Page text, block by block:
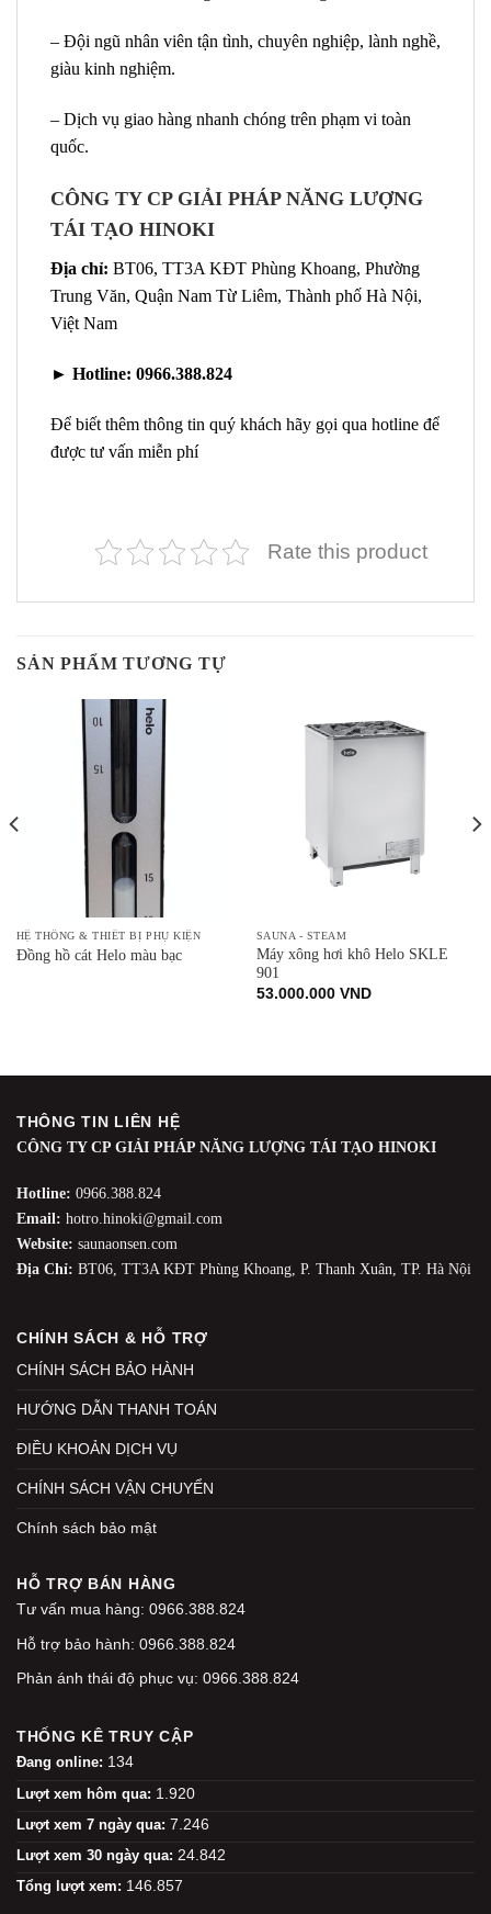
– Đội ngũ nhân viên tận tình, chuyên nghiệp, lành nghề,
giàu kinh nghiệm.
– Dịch vụ giao hàng nhanh chóng trên phạm vi toàn
quốc.
CÔNG TY CP GIẢI PHÁP NĂNG LƯỢNG
TÁI TẠO HINOKI
Địa chỉ: BT06, TT3A KĐT Phùng Khoang, Phường
Trung Văn, Quận Nam Từ Liêm, Thành phố Hà Nội,
Việt Nam
► Hotline: 0966.388.824
Để biết thêm thông tin quý khách hãy gọi qua hotline để
được tư vấn miễn phí
Rate this product
SẢN PHẨM TƯƠNG TỰ
HỆ THỐNG & THIẾT BỊ PHỤ KIỆN
Đồng hồ cát Helo màu bạc
SAUNA - STEAM
Máy xông hơi khô Helo SKLE
901
53.000.000 VND
THÔNG TIN LIÊN HỆ
CÔNG TY CP GIẢI PHÁP NĂNG LƯỢNG TÁI TẠO HINOKI
Hotline: 0966.388.824
Email: hotro.hinoki@gmail.com
Website: saunaonsen.com
Địa Chỉ: BT06, TT3A KĐT Phùng Khoang, P. Thanh Xuân, TP. Hà Nội
CHÍNH SÁCH & HỖ TRỢ
CHÍNH SÁCH BẢO HÀNH
HƯỚNG DẪN THANH TOÁN
ĐIỀU KHOẢN DỊCH VỤ
CHÍNH SÁCH VẬN CHUYỂN
Chính sách bảo mật
HỖ TRỢ BÁN HÀNG
Tư vấn mua hàng: 0966.388.824
Hỗ trợ bảo hành: 0966.388.824
Phản ánh thái độ phục vụ: 0966.388.824
THỐNG KÊ TRUY CẬP
Đang online: 134
Lượt xem hôm qua: 1.920
Lượt xem 7 ngày qua: 7.246
Lượt xem 30 ngày qua: 24.842
Tổng lượt xem: 146.857